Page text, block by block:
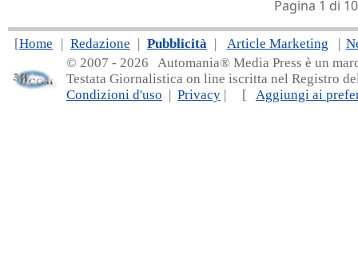
Pagina 1 di
[Home | Redazione | Pubblicità | Article Marketing |
© 2007 - 2026 Automania® Media Press è un
Testata Giornalistica on line iscritta nel Registro
Condizioni d'uso | Privacy | [ Aggiungi ai